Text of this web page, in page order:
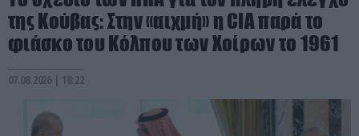
της Κούβας: Στην «αιχμή» η CIA παρά το
φιάσκο του Κόλπου των Χοίρων το 1961
07.08.2026 | 18:22